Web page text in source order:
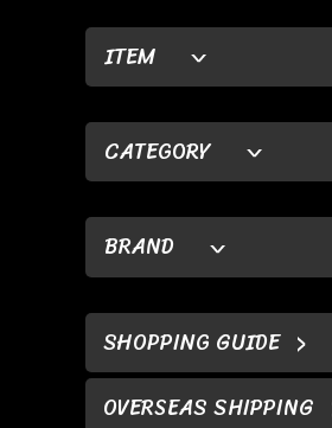
ITEM
CATEGORY
BRAND
SHOPPING GUIDE
OVERSEAS SHIPPING